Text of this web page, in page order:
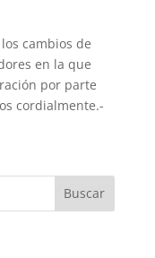
cambios de
en la que
por parte
cordialmente.-